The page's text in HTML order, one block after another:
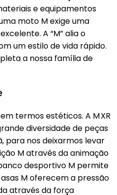
e equipamentos
moto M exige uma
A “M” alia o
um estilo de vida rápido.
a nossa família de
termos estéticos. A M XR
diversidade de peças
para nos deixarmos levar
M através da animação
desportivo M permite
M oferecem a pressão
através da força